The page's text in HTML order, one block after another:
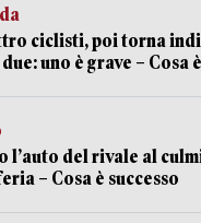
ciclisti, poi torna
uno è grave – Cosa
l’auto del rivale al
– Cosa è successo